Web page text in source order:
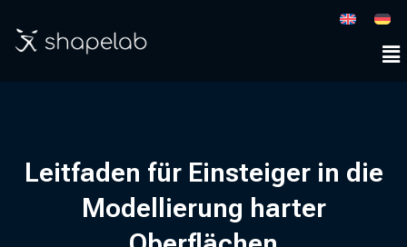
Leitfaden für Einsteiger in die
Modellierung harter